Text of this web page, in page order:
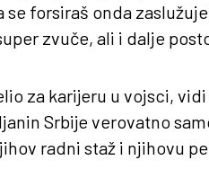
forsiraš onda
zvuče, ali i dalje
za karijeru u vojsci,
Srbije verovatno
radni staž i njihovu